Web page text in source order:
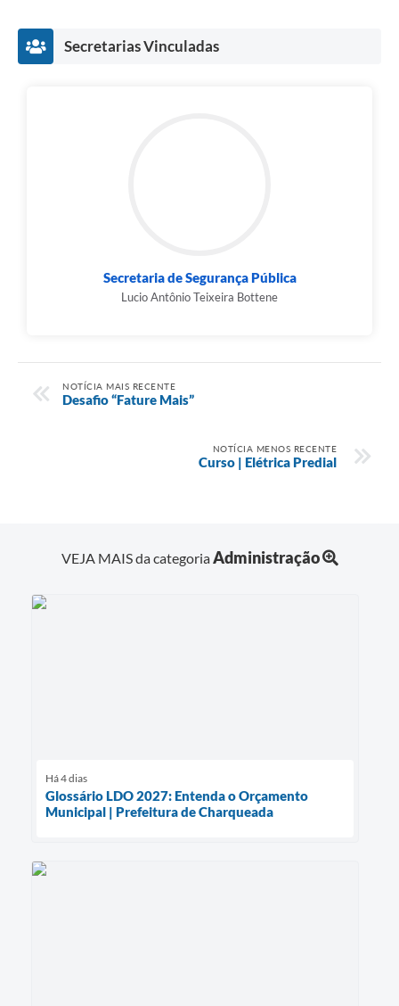
Secretarias Vinculadas
Secretaria de Segurança Pública
Lucio Antônio Teixeira Bottene
NOTÍCIA MAIS RECENTE
Desafio “Fature Mais”
NOTÍCIA MENOS RECENTE
Curso | Elétrica Predial
VEJA MAIS da categoriaAdministração
Há 4 dias
Glossário LDO 2027: Entenda o Orçamento
Municipal | Prefeitura de Charqueada